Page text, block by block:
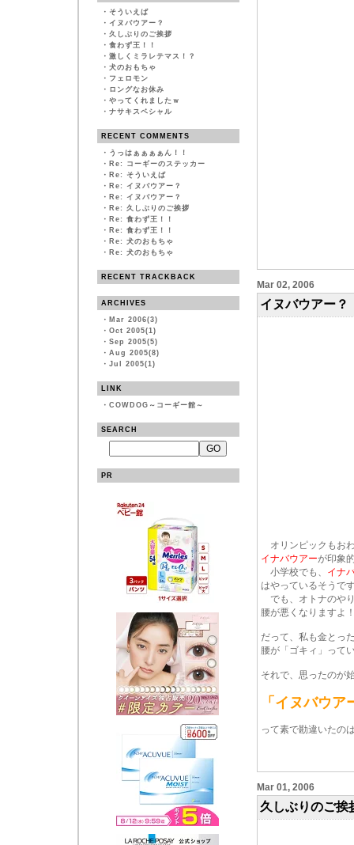
・ そういえば
・ イヌバウアー？
・ 久しぶりのご挨拶
・ 食わず王！！
・ 激しくミラレテマス！？
・ 犬のおもちゃ
・ フェロモン
・ ロングなお休み
・ やってくれましたｗ
・ ナサキスベシャル
RECENT COMMENTS
・ うっはぁぁぁぁん！！
・ Re: コーギーのステッカー
・ Re: そういえば
・ Re: イヌバウアー？
・ Re: イヌバウアー？
・ Re: 久しぶりのご挨拶
・ Re: 食わず王！！
・ Re: 食わず王！！
・ Re: 犬のおもちゃ
・ Re: 犬のおもちゃ
RECENT TRACKBACK
ARCHIVES
・ Mar 2006(3)
・ Oct 2005(1)
・ Sep 2005(5)
・ Aug 2005(8)
・ Jul 2005(1)
LINK
・ COWDOG～コーギー館～
SEARCH
PR
Mar 02, 2006
イヌバウアー？
オリンピックもお
イナバウアーが印象
小学校でも、 イナ
はやっているそうで
でも、オトナのや
腰が悪くなりますよ
だって、私も金とっ
腰が「ゴキィ」って
それで、思ったのが
「イヌバウ
って素で勘違いたの
Mar 01, 2006
久しぶりのご挨